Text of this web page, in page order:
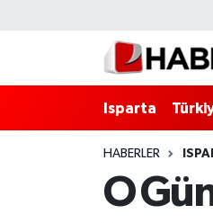
Isparta
HABERLER
O
Isparta Hakkında
Esnaf Diyor ki;
Isparta Nöbetçi
Isparta Hava Durumu
Isparta Trafik Yoğunluk
Süper Lig Puan